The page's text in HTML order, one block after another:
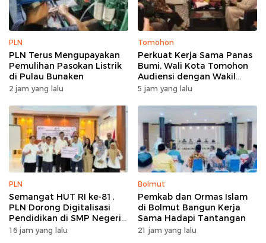
PLN
PLN Terus Mengupayakan
Pemulihan Pasokan Listrik
di Pulau Bunaken
2 jam yang lalu
Tomohon
Perkuat Kerja Sama Panas
Bumi, Wali Kota Tomohon
Audiensi dengan Wakil
Dubes Selandia Baru
5 jam yang lalu
PLN
Semangat HUT RI ke-81,
PLN Dorong Digitalisasi
Pendidikan di SMP Negeri
1 Palu Lewat Program TJSL
16 jam yang lalu
Bolmut
Pemkab dan Ormas Islam
di Bolmut Bangun Kerja
Sama Hadapi Tantangan
21 jam yang lalu